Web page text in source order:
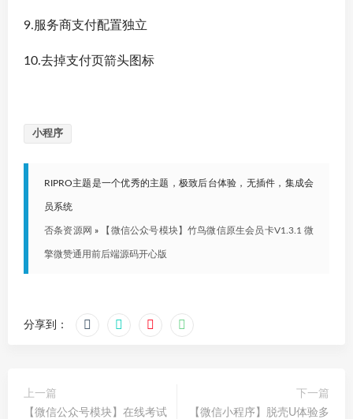
9.服务商支付配置独立
10.去掉支付页箭头图标
小程序
RIPRO主题是一个优秀的主题，极致后台体验，无插件，集成会
员系统
否条资源网 » 【微信公众号模块】竹鸟微信原生会员卡V1.3.1 微
擎微赞通用前后端源码开心版
分享到：
上一篇
【微信公众号模块】在线考试
下一篇
【微信小程序】脱壳U体验多